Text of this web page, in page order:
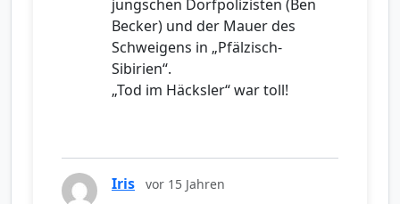
jungschen Dorfpolizisten (Ben
Becker) und der Mauer des
Schweigens in „Pfälzisch-
Sibirien“.
„Tod im Häcksler“ war toll!
Iris vor 15 Jahren